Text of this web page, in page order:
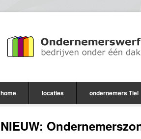
home locaties ondernemers Tiel
NIEUW: